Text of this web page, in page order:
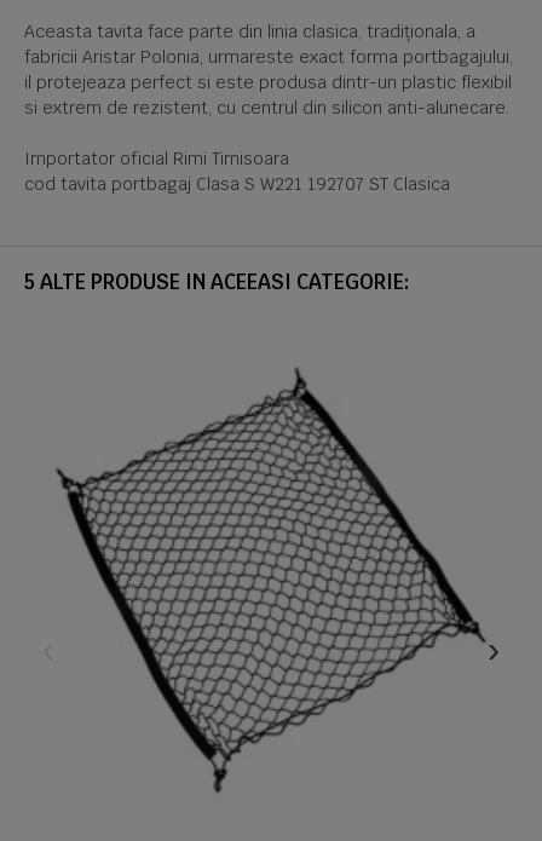
Aceasta tavita face parte din linia clasica, tradiționala, a
fabricii Aristar Polonia, urmareste exact forma portbagajului,
il protejeaza perfect si este produsa dintr-un plastic flexibil
si extrem de rezistent, cu centrul din silicon anti-alunecare.
Importator oficial Rimi Timisoara
cod tavita portbagaj Clasa S W221 192707 ST Clasica
5 ALTE PRODUSE IN ACEEASI CATEGORIE: